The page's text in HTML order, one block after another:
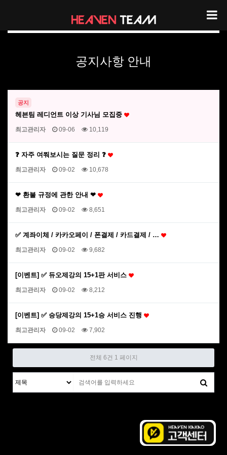
헤븐팀 공지사항 안내
공지사항 안내
공지
헤븐팀 레디언트 이상 기사님 모집중
최고관리자 09-06 10,119
❓ 자주 여쭤보시는 질문 정리 ❓
최고관리자 09-02 10,678
❤ 환불 규정에 관한 안내 ❤
최고관리자 09-02 8,651
✅ 계좌이체 / 카카오페이 / 폰결제 / 카드결제 / …
최고관리자 09-02 9,682
[이벤트] ✅ 듀오제강의 15+1판 서비스
최고관리자 09-02 8,212
[이벤트] ✅ 승당제강의 15+1승 서비스 진행
최고관리자 09-02 7,902
전체 6건 1 페이지